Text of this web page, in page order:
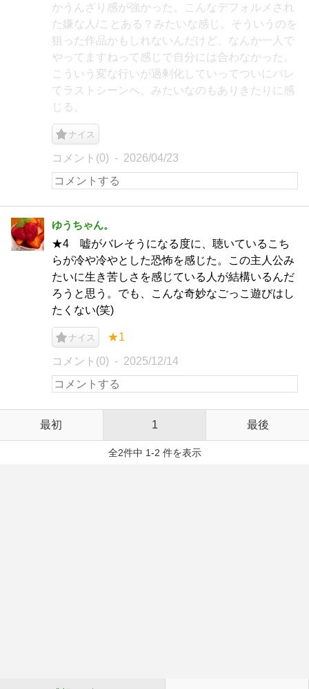
かうんざり感が強かった。こんなデフォルメされ
た嫌な人/ことある？みたいな感じ。そういうのを
狙った作品かもしれないんだけど、なんか一人で
やってますねって感じで自分には合わなかった。
こういう変な行いが過剰化していってついにバレ
てラストシーンへ、みたいなのもありきたりに感
じる。
ナイス
コメント(0) 2026/04/23
ゆうちゃん。
★4 嘘がバレそうになる度に、聴いているこち
らが冷や冷やとした恐怖を感じた。この主人公み
たいに生き苦しさを感じている人が結構いるんだ
ろうと思う。でも、こんな奇妙なごっこ遊びはし
たくない(笑)
ナイス ★1
コメント(0) 2025/12/14
最初 1 最後
全2件中 1-2 件を表示